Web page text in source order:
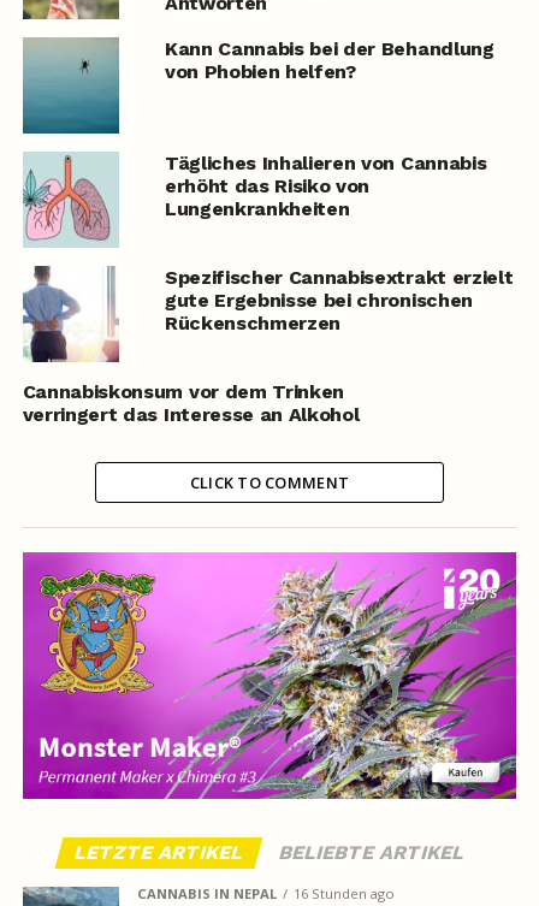
Kann Cannabis bei der Behandlung
von Phobien helfen?
Tägliches Inhalieren von Cannabis
erhöht das Risiko von
Lungenkrankheiten
Spezifischer Cannabisextrakt erzielt
gute Ergebnisse bei chronischen
Rückenschmerzen
Cannabiskonsum vor dem Trinken
verringert das Interesse an Alkohol
CLICK TO COMMENT
LETZTE ARTIKEL BELIEBTE ARTIKEL
CANNABIS IN NEPAL 16 Stunden ago